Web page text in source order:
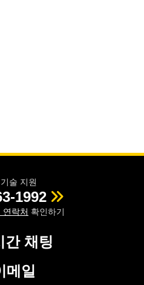
술 지원
1992
연락처 확인하기
간 채팅
메일